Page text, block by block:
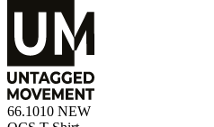
66.1010 NEW